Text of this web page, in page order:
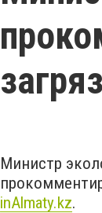
Министр
inAlmaty.kz.